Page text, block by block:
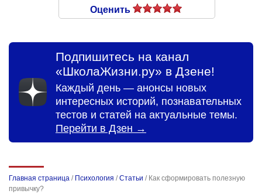
Оценить
Подпишитесь на канал
«ШколаЖизни.ру» в Дзене!
Каждый день — анонсы новых
интересных историй, познавательных
тестов и статей на актуальные темы.
Перейти в Дзен →
Главная страница / Психология /Статьи / Как сформировать полезную
привычку?